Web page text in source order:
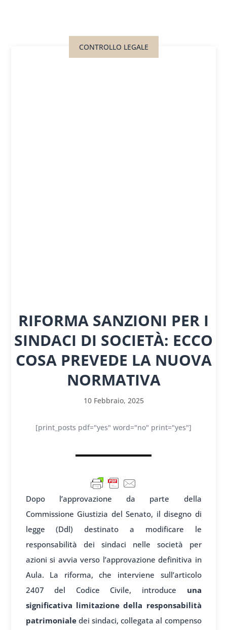
CONTROLLO LEGALE
RIFORMA SANZIONI PER I
SINDACI DI SOCIETÀ: ECCO
COSA PREVEDE LA NUOVA
NORMATIVA
10 Febbraio, 2025
[print_posts pdf="yes" word="no" print="yes"]
Dopo l’approvazione da parte della
Commissione Giustizia del Senato, il disegno di
legge (Ddl) destinato a modificare le
responsabilità dei sindaci nelle società per
azioni si avvia verso l’approvazione definitiva in
Aula. La riforma, che interviene sull’articolo
2407 del Codice Civile, introduce una
significativa limitazione della responsabilità
patrimonialedei sindaci, collegata al compenso